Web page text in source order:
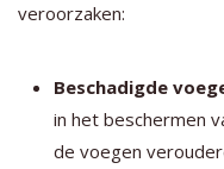
veroorzaken:
Beschadigde
in het beschermen
de voegen